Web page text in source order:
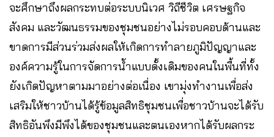
จะศึกษาถึงผลกระทบต่อระบบนิเวศ วิถีชีวิต เศรษฐกิจ
สังคม และวัฒนธรรมของชุมชนอย่างไม่รอบคอบด้านและ
ขาดการมีส่วนร่วมส่งผลให้เกิดการทำลายภูมิปัญญาและ
องค์ความรู้ในการจัดการน้ำแบบดั้งเดิมของคนในพื้นที่ทั้ง
ยังเกิดปัญหาตามมาอย่างต่อเนื่อง เขามุ่งทำงานเพื่อส่ง
เสริมให้ชาวบ้านได้รู้ข้อมูลสิทธิชุมชนเพื่อชาวบ้านจะได้รับ
สิทธิอันพึงมีพึงได้ของชุมชนและตนเองหากได้รับผลกระ